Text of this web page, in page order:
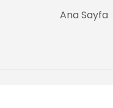
Ana Sayfa